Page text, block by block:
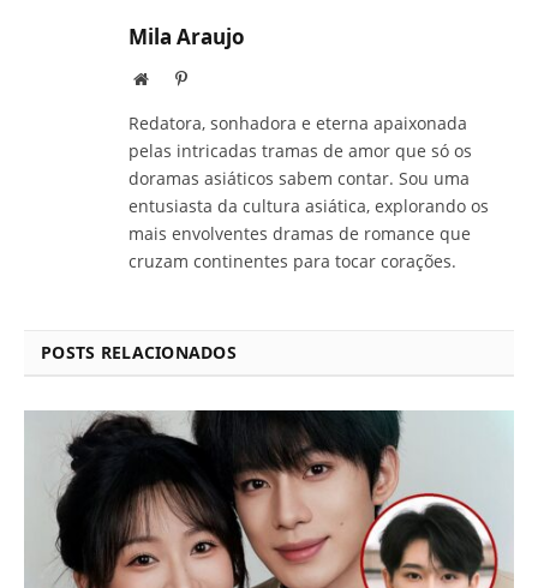
Mila Araujo
Site Pinterest
Redatora, sonhadora e eterna apaixonada
pelas intricadas tramas de amor que só os
doramas asiáticos sabem contar. Sou uma
entusiasta da cultura asiática, explorando os
mais envolventes dramas de romance que
cruzam continentes para tocar corações.
POSTS RELACIONADOS